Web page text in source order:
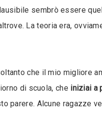
sembrò essere
La teoria era,
che il mio migliore
di scuola, che iniziai a
parere. Alcune ragazze